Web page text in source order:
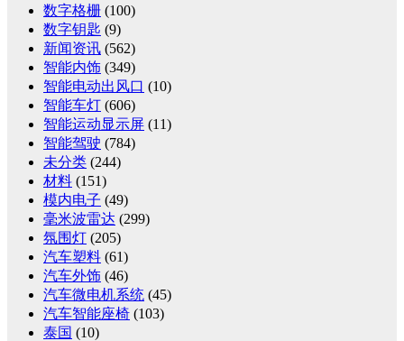
数字格栅 (100)
数字钥匙 (9)
新闻资讯 (562)
智能内饰 (349)
智能电动出风口 (10)
智能车灯 (606)
智能运动显示屏 (11)
智能驾驶 (784)
未分类 (244)
材料 (151)
模内电子 (49)
毫米波雷达 (299)
氛围灯 (205)
汽车塑料 (61)
汽车外饰 (46)
汽车微电机系统 (45)
汽车智能座椅 (103)
泰国 (10)